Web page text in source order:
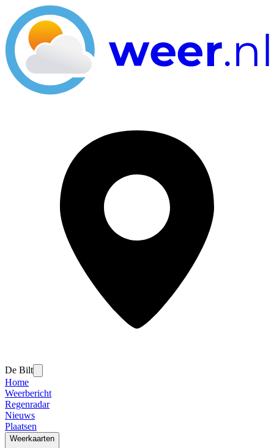
De Bilt
Home
Weerbericht
Regenradar
Nieuws
Plaatsen
Weerkaarten